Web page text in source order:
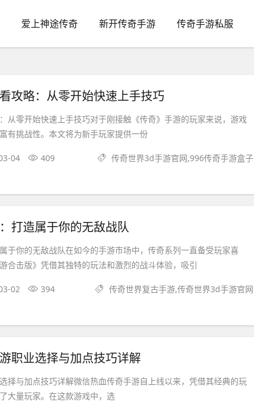
爱上神途传奇 新开传奇手游 传奇手游私服
攻略：从零开始快速上手技巧
从零开始快速上手技巧对于刚接触《传奇》手游的玩家来说，游戏
有挑战性。本文将为新手玩家提供一份
04 409 传奇世界3d手游官网,996传奇手游盒子
打造属于你的无敌战队
于你的无敌战队在如今的手游市场中，传奇系列一直备受玩家喜
合击版》凭借其独特的玩法和激烈的战斗体验，吸引
02 394 传奇世界复古手游,传奇世界3d手游官网
职业选择与加点技巧详解
择与加点技巧详解微信热血传奇手游自上线以来，凭借其经典的玩
大量玩家。在这款游戏中，选